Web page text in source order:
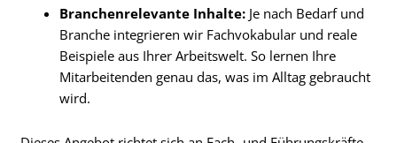
Branchenrelevante Inhalte: Je nach Bedarf und
Branche integrieren wir Fachvokabular und reale
Beispiele aus Ihrer Arbeitswelt. So lernen Ihre
Mitarbeitenden genau das, was im Alltag gebraucht
wird.